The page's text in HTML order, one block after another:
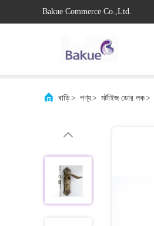
Bakue Commerce Co.,Ltd.
বাড়ি> পণ্য> মর্টাইজ ডোর লক>